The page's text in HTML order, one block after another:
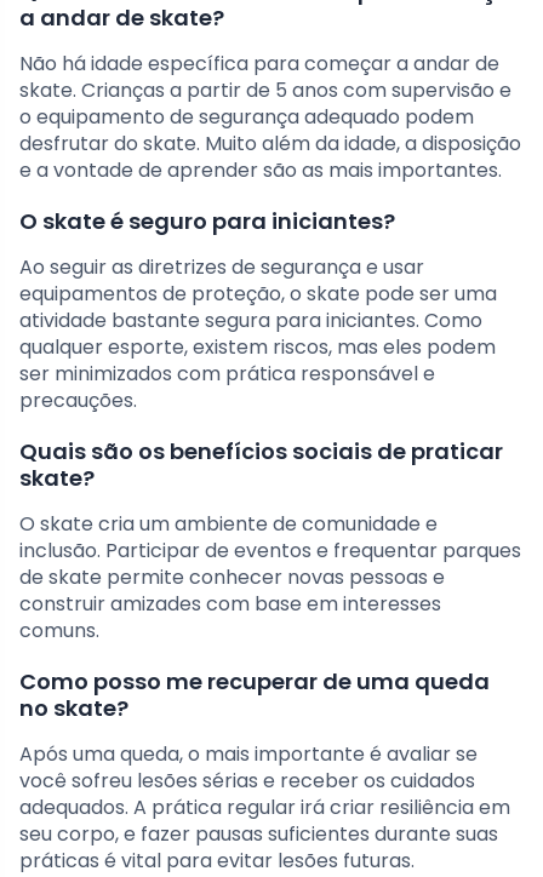
a andar de skate?
Não há idade específica para começar a andar de
skate. Crianças a partir de 5 anos com supervisão e
o equipamento de segurança adequado podem
desfrutar do skate. Muito além da idade, a disposição
e a vontade de aprender são as mais importantes.
O skate é seguro para iniciantes?
Ao seguir as diretrizes de segurança e usar
equipamentos de proteção, o skate pode ser uma
atividade bastante segura para iniciantes. Como
qualquer esporte, existem riscos, mas eles podem
ser minimizados com prática responsável e
precauções.
Quais são os benefícios sociais de praticar
skate?
O skate cria um ambiente de comunidade e
inclusão. Participar de eventos e frequentar parques
de skate permite conhecer novas pessoas e
construir amizades com base em interesses
comuns.
Como posso me recuperar de uma queda
no skate?
Após uma queda, o mais importante é avaliar se
você sofreu lesões sérias e receber os cuidados
adequados. A prática regular irá criar resiliência em
seu corpo, e fazer pausas suficientes durante suas
práticas é vital para evitar lesões futuras.